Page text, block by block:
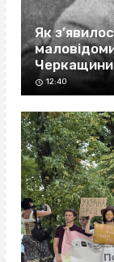
Як
Черкащини
12:40